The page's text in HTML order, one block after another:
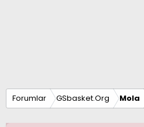
Forumlar GSbasket.Org Mola